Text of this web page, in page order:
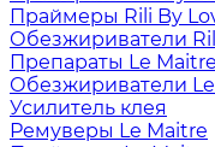
Праймеры Rili By
Обезжириватели
Препараты Le Maitre
Обезжириватели
Усилитель клея
Ремуверы Le Maitre